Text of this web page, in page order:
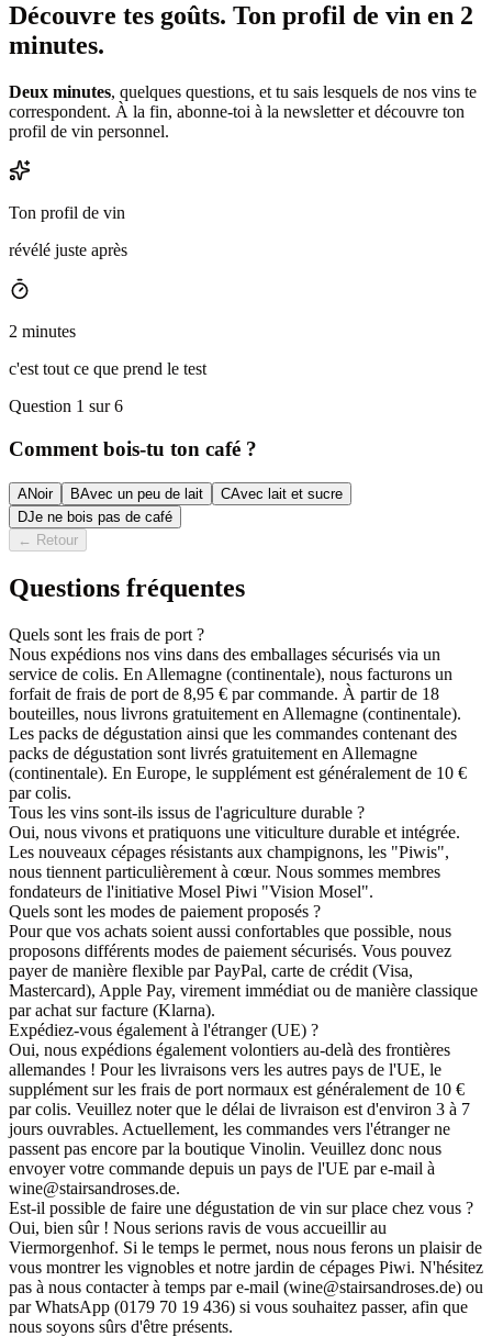
Découvre tes goûts. Ton profil de vin en 2
minutes.
Deux minutes, quelques questions, et tu sais lesquels de nos vins te
correspondent. À la fin, abonne-toi à la newsletter et découvre ton
profil de vin personnel.
Ton profil de vin
révélé juste après
2 minutes
c'est tout ce que prend le test
Question 1 sur 6
Comment bois-tu ton café ?
ANoir BAvec un peu de lait CAvec lait et sucre
DJe ne bois pas de café
← Retour
Questions fréquentes
Quels sont les frais de port ?
Nous expédions nos vins dans des emballages sécurisés via un
service de colis. En Allemagne (continentale), nous facturons un
forfait de frais de port de 8,95 € par commande. À partir de 18
bouteilles, nous livrons gratuitement en Allemagne (continentale).
Les packs de dégustation ainsi que les commandes contenant des
packs de dégustation sont livrés gratuitement en Allemagne
(continentale). En Europe, le supplément est généralement de 10 €
par colis.
Tous les vins sont-ils issus de l'agriculture durable ?
Oui, nous vivons et pratiquons une viticulture durable et intégrée.
Les nouveaux cépages résistants aux champignons, les "Piwis",
nous tiennent particulièrement à cœur. Nous sommes membres
fondateurs de l'initiative Mosel Piwi "Vision Mosel".
Quels sont les modes de paiement proposés ?
Pour que vos achats soient aussi confortables que possible, nous
proposons différents modes de paiement sécurisés. Vous pouvez
payer de manière flexible par PayPal, carte de crédit (Visa,
Mastercard), Apple Pay, virement immédiat ou de manière classique
par achat sur facture (Klarna).
Expédiez-vous également à l'étranger (UE) ?
Oui, nous expédions également volontiers au-delà des frontières
allemandes ! Pour les livraisons vers les autres pays de l'UE, le
supplément sur les frais de port normaux est généralement de 10 €
par colis. Veuillez noter que le délai de livraison est d'environ 3 à 7
jours ouvrables. Actuellement, les commandes vers l'étranger ne
passent pas encore par la boutique Vinolin. Veuillez donc nous
envoyer votre commande depuis un pays de l'UE par e-mail à
wine@stairsandroses.de.
Est-il possible de faire une dégustation de vin sur place chez vous ?
Oui, bien sûr ! Nous serions ravis de vous accueillir au
Viermorgenhof. Si le temps le permet, nous nous ferons un plaisir de
vous montrer les vignobles et notre jardin de cépages Piwi. N'hésitez
pas à nous contacter à temps par e-mail (wine@stairsandroses.de) ou
par WhatsApp (0179 70 19 436) si vous souhaitez passer, afin que
nous soyons sûrs d'être présents.